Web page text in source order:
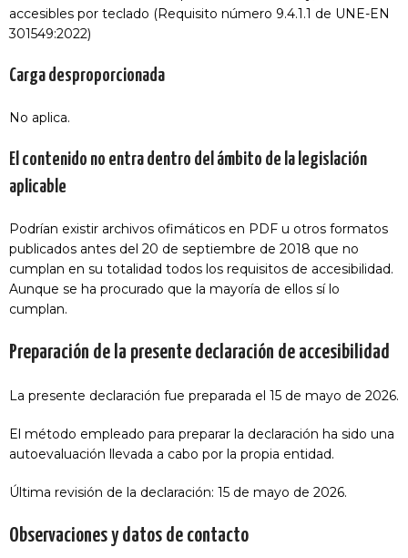
accesibles por teclado (Requisito número 9.4.1.1 de UNE-EN
301549:2022)
Carga desproporcionada
No aplica.
El contenido no entra dentro del ámbito de la legislación
aplicable
Podrían existir archivos ofimáticos en PDF u otros formatos
publicados antes del 20 de septiembre de 2018 que no
cumplan en su totalidad todos los requisitos de accesibilidad.
Aunque se ha procurado que la mayoría de ellos sí lo
cumplan.
Preparación de la presente declaración de accesibilidad
La presente declaración fue preparada el 15 de mayo de 2026.
El método empleado para preparar la declaración ha sido una
autoevaluación llevada a cabo por la propia entidad.
Última revisión de la declaración: 15 de mayo de 2026.
Observaciones y datos de contacto